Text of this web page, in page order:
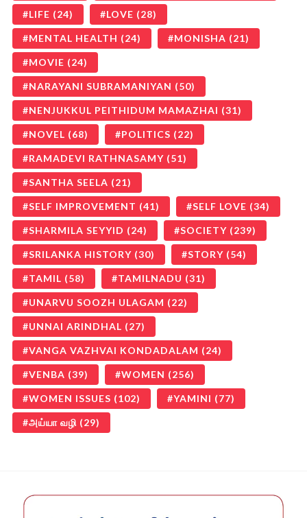
LIFE (24) LOVE (28)
MENTAL HEALTH (24) MONISHA (21)
MOVIE (24)
NARAYANI SUBRAMANIYAN (50)
NENJUKKUL PEITHIDUM MAMAZHAI (31)
NOVEL (68) POLITICS (22)
RAMADEVI RATHNASAMY (51)
SANTHA SEELA (21)
SELF IMPROVEMENT (41) SELF LOVE (34)
SHARMILA SEYYID (24) SOCIETY (239)
SRILANKA HISTORY (30) STORY (54)
TAMIL (58) TAMILNADU (31)
UNARVU SOOZH ULAGAM (22)
UNNAI ARINDHAL (27)
VANGA VAZHVAI KONDADALAM (24)
VENBA (39) WOMEN (256)
WOMEN ISSUES (102) YAMINI (77)
அய்யா வழி (29)